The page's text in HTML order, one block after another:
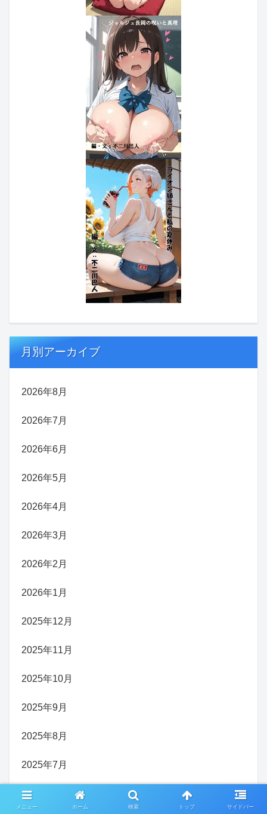
月別アーカイブ
2026年8月
2026年7月
2026年6月
2026年5月
2026年4月
2026年3月
2026年2月
2026年1月
2025年12月
2025年11月
2025年10月
2025年9月
2025年8月
2025年7月
2025年6月
メニュー ホーム 検索 トップ サイドバー